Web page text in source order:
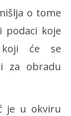
o tome
podaci koje
koji će se
za obradu
je u okviru